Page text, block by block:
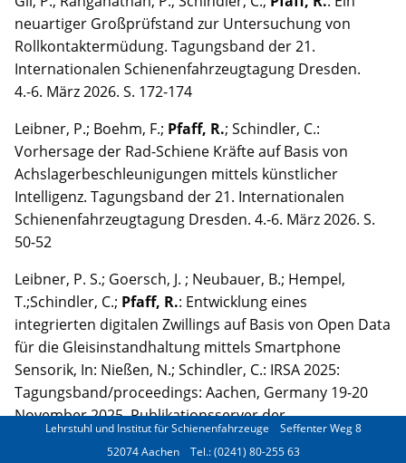
neuartiger Großprüfstand zur Untersuchung von
Rollkontaktermüdung. Tagungsband der 21.
Internationalen Schienenfahrzeugtagung Dresden.
4.-6. März 2026. S. 172-174
Leibner, P.; Boehm, F.; Pfaff, R.; Schindler, C.:
Vorhersage der Rad-Schiene Kräfte auf Basis von
Achslagerbeschleunigungen mittels künstlicher
Intelligenz. Tagungsband der 21. Internationalen
Schienenfahrzeugtagung Dresden. 4.-6. März 2026. S.
50-52
Leibner, P. S.; Goersch, J. ; Neubauer, B.; Hempel,
T.;Schindler, C.; Pfaff, R.: Entwicklung eines
integrierten digitalen Zwillings auf Basis von Open Data
für die Gleisinstandhaltung mittels Smartphone
Sensorik, In: Nießen, N.; Schindler, C.: IRSA 2025:
Tagungsband/proceedings: Aachen, Germany 19-20
November 2025. Publikationsserver der
Universitätsbibliothek/Publication Server of the
Lehrstuhl und Institut für Schienenfahrzeuge
Seffenter Weg 8
52074 Aachen
Tel.: (0241) 80-255 63